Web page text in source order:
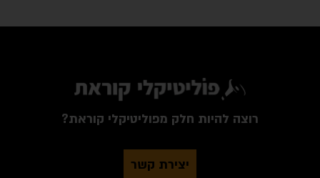
רוצה להיות חלק מפוליטיקלי קוראת?
יצירת קשר